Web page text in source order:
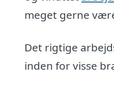
meget gerne
Det rigtige
inden for visse